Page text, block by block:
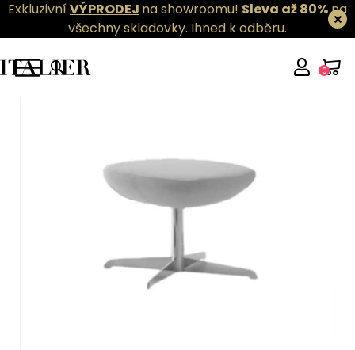
ExkluzivníVÝPRODEJ na showroomu! Sleva až 80%na
všechny skladovky. Ihned k odběru.
0